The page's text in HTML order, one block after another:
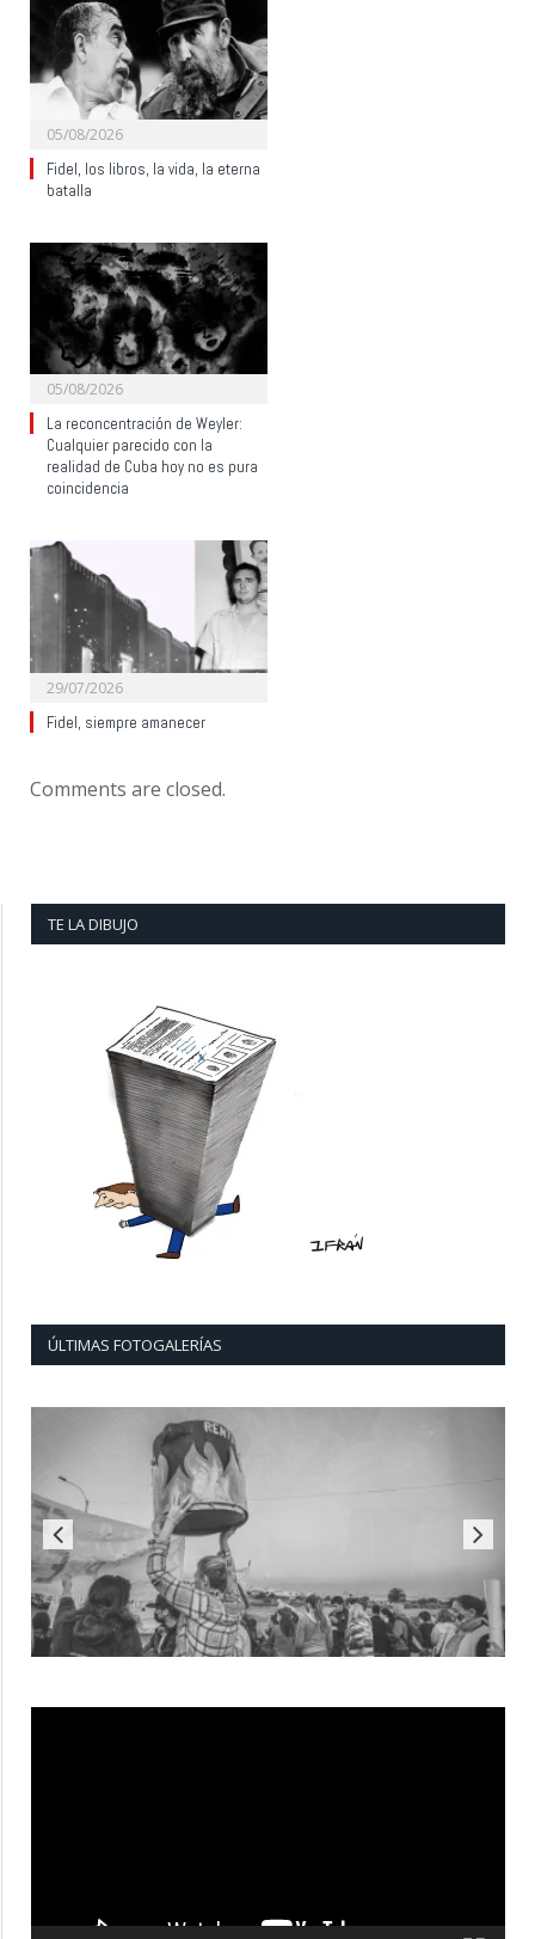
05/08/2026
Fidel, los libros, la vida, la eterna
batalla
05/08/2026
La reconcentración de Weyler:
Cualquier parecido con la
realidad de Cuba hoy no es pura
coincidencia
29/07/2026
Fidel, siempre amanecer
Comments are closed.
TE LA DIBUJO
ÚLTIMAS FOTOGALERÍAS